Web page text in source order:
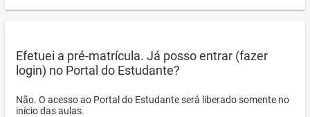
Efetuei a pré-matrícula. Já posso entrar (fazer
login) no Portal do Estudante?
Não. O acesso ao Portal do Estudante será liberado somente no
início das aulas.